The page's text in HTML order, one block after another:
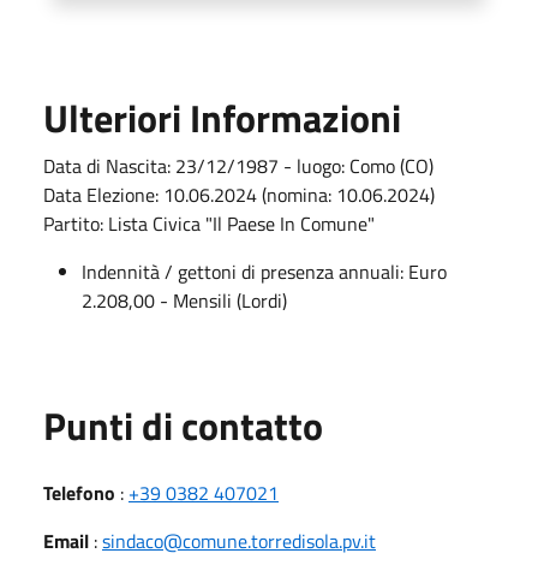
Ulteriori Informazioni
Data di Nascita: 23/12/1987 - luogo: Como (CO)
Data Elezione: 10.06.2024 (nomina: 10.06.2024)
Partito: Lista Civica "Il Paese In Comune"
Indennità / gettoni di presenza annuali: Euro
2.208,00 - Mensili (Lordi)
Punti di contatto
Telefono : +39 0382 407021
Email :sindaco@comune.torredisola.pv.it